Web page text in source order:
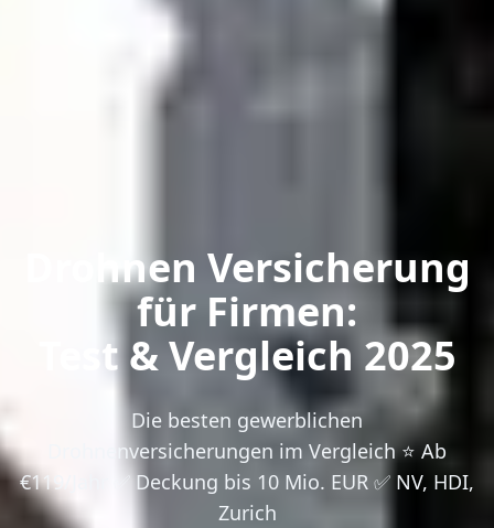
Drohnen Versicherung
für Firmen:
Test & Vergleich 2025
Die besten gewerblichen
Drohnenversicherungen im Vergleich ⭐ Ab
€119/Jahr ✅ Deckung bis 10 Mio. EUR ✅ NV, HDI,
Zurich